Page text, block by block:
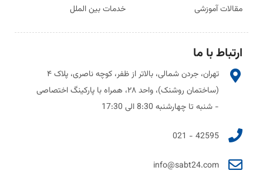
مقالات آموزشی
خدمات بین الملل
ارتباط با ما
تهران، جردن شمالی، بالاتر از ظفر، کوچه ناصری، پلاک ۴
(ساختمان روشنک)، واحد ۲۸، همراه با پارکینگ اختصاصی
- شنبه تا چهارشنبه 8:30 الی 17:30
42595 - 021
info@sabt24.com